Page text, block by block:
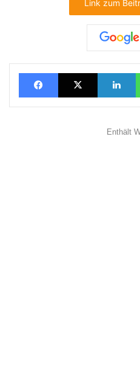
Link zum
FacebookX
Enthält